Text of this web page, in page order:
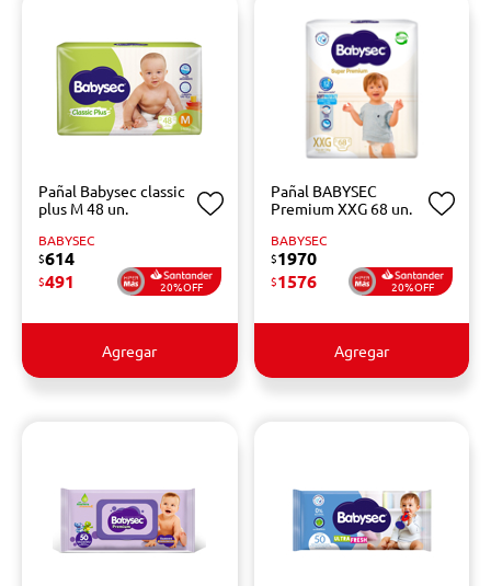
Pañal Babysec classic
plus M 48 un.
BABYSEC
$614
$491 20%OFF
Agregar
Pañal BABYSEC
Premium XXG 68 un.
BABYSEC
$1970
$1576 20%OFF
Agregar